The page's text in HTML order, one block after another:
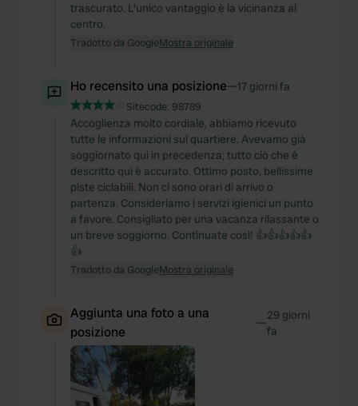
trascurato. L'unico vantaggio è la vicinanza al
centro.
Tradotto da GoogleMostra originale
Ho recensito una posizione—17 giorni fa
Sitecode: 98789
Accoglienza molto cordiale, abbiamo ricevuto
tutte le informazioni sul quartiere. Avevamo già
soggiornato qui in precedenza; tutto ciò che è
descritto qui è accurato. Ottimo posto, bellissime
piste ciclabili. Non ci sono orari di arrivo o
partenza. Consideriamo i servizi igienici un punto
a favore. Consigliato per una vacanza rilassante o
un breve soggiorno. Continuate così! 👍👍👍👍👍
👍
Tradotto da GoogleMostra originale
Aggiunta una foto a una
posizione
—29 giorni
fa